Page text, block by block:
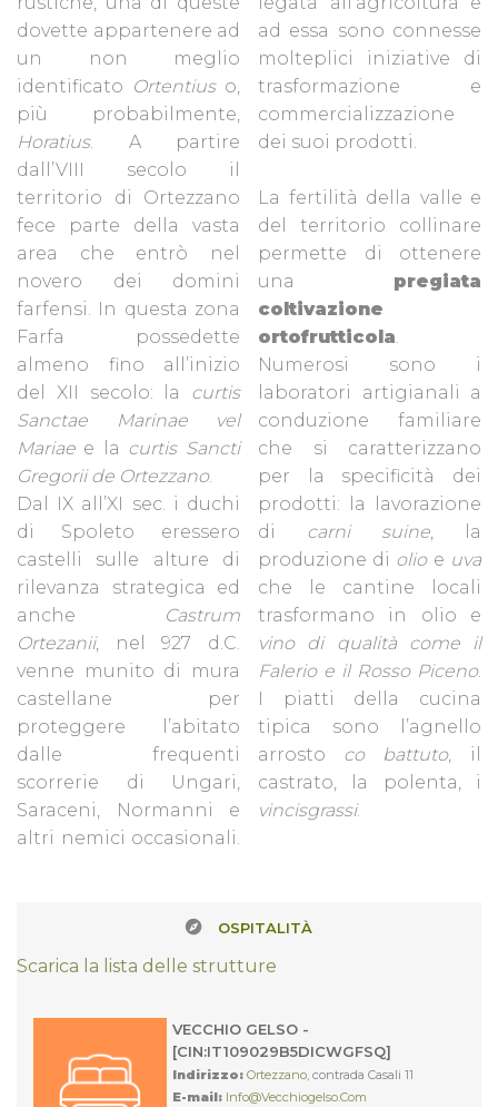
dovette appartenere ad
un non meglio
identificato Ortentiuso,
più probabilmente,
Horatius. A partire
dall’VIII secolo il
territorio di Ortezzano
fece parte della vasta
area che entrò nel
novero dei domini
farfensi. In questa zona
Farfa possedette
almeno fino all’inizio
del XII secolo: la curtis
Sanctae Marinae vel
Mariae e la curtis Sancti
Gregorii de Ortezzano.
Dal IX all’XI sec. i duchi
di Spoleto eressero
castelli sulle alture di
rilevanza strategica ed
anche
Castrum
Ortezanii, nel 927 d.C.
venne munito di mura
castellane per
proteggere l’abitato
dalle frequenti
scorrerie di Ungari,
Saraceni, Normanni e
altri nemici occasionali.
ad essa sono connesse
molteplici iniziative di
trasformazione e
commercializzazione
dei suoi prodotti.
La fertilità della valle e
del territorio collinare
permette di ottenere
una pregiata
coltivazione
ortofrutticola.
Numerosi sono i
laboratori artigianali a
conduzione familiare
che si caratterizzano
per la specificità dei
prodotti: la lavorazione
di carni suine, la
produzione di olioe uva
che le cantine locali
trasformano in olio e
vino di qualità come il
Falerio e il Rosso Piceno.
I piatti della cucina
tipica sono l’agnello
arrosto co battuto, il
castrato, la polenta, i
vincisgrassi.
OSPITALITÀ
Scarica la lista delle strutture
VECCHIO GELSO -
[CIN:IT109029B5DICWGFSQ]
Indirizzo: Ortezzano, contrada Casali 11
E-mail: Info@vecchiogelso.com